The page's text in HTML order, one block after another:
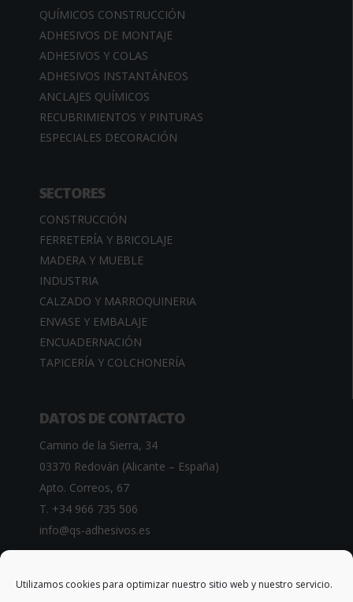
Utilizamos cookies para optimizar nuestro sitio web y nuestro servicio.
QUÍMICOS CONSTRUCCIÓN
ADHESIVOS DE MONTAJE
ADHESIVOS Y COLAS
ADHESIVOS INSTANTÁNEOS
ANCLAJES QUÍMICOS
RECUBRIMIENTOS Y PINTURAS
ESPECIALES DECORACIÓN
SECTORES
CONSTRUCCIÓN
FERRETERÍA Y BRICOLAJE
MADERA Y MUEBLE
INDUSTRIA
CALZADO Y MARROQUINERIA
ENVASE Y EMBALAJE
ENCUADERNACIÓN
TAPICERÍA Y COLCHONERÍA
DATOS DE CONTACTO
Camino de la Sierra, 34
03370 Redován (Alicante – España)
Apto. Correos, 67
T. +34 966 735 506
info@qs-adhesivos.es